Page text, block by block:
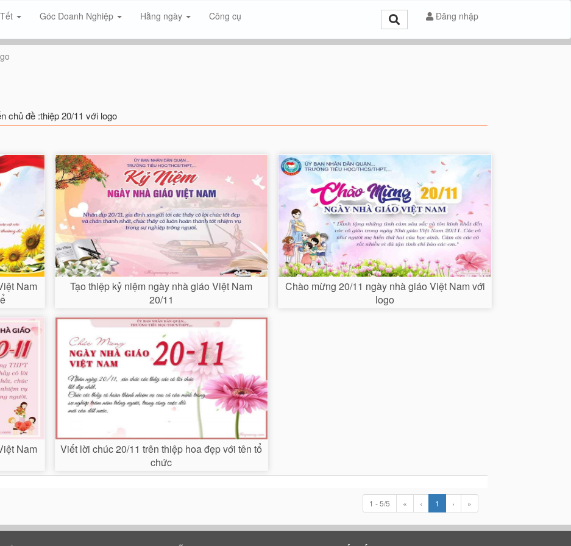
Góc Doanh Nghiệp Hằng ngày Công cụ Đăng nhập
chủ đề :thiệp 20/11 với logo
Nam
Tạo thiệp kỷ niệm ngày nhà giáo Việt Nam
20/11
Chào mừng 20/11 ngày nhà giáo Việt Nam với
logo
Nam
Viết lời chúc 20/11 trên thiệp hoa đẹp với tên tổ
chức
1 - 5/5 « ‹ 1 › »